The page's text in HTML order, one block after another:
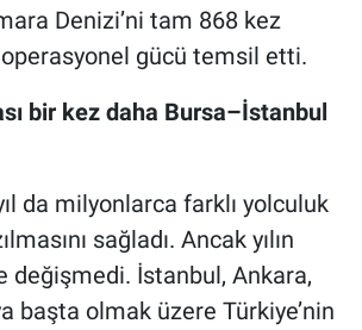
Denizi’ni tam 868 kez
gücü temsil etti.
bir kez daha Bursa–İstanbul
da milyonlarca farklı yolculuk
sağladı. Ancak yılın
değişmedi. İstanbul, Ankara,
başta olmak üzere Türkiye’nin